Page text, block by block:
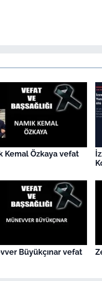
Kemal Özkaya vefat
Büyükçınar vefat